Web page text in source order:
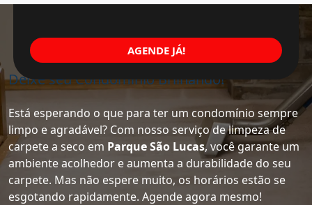
Deixe seu Condomínio Brilhando!
Está esperando o que para ter um condomínio sempre
limpo e agradável? Com nosso serviço de limpeza de
carpete a seco em Parque São Lucas, você garante um
ambiente acolhedor e aumenta a durabilidade do seu
carpete. Mas não espere muito, os horários estão se
esgotando rapidamente. Agende agora mesmo!
AGENDE JÁ!